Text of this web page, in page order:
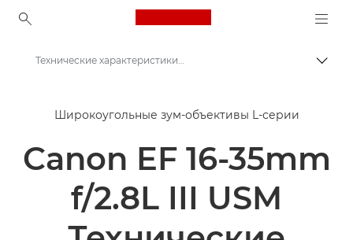
Canon Logo, back to
Объективы для камер Canon
Canon EF 16-35mm f/2.8L III USM - Объективы - Камера и фотообъективы
Технические характеристики - Canon EF 16-35mm f/2.8L III USM Lens
Широкоугольные зум-объективы L-серии
Canon EF 16-35mm
f/2.8L III USM